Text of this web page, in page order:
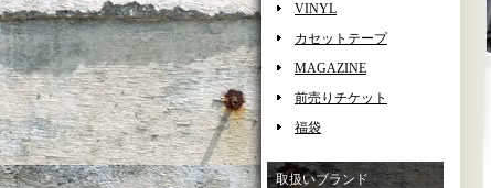
VINYL
カセットテープ
MAGAZINE
前売りチケット
福袋
取扱いブランド